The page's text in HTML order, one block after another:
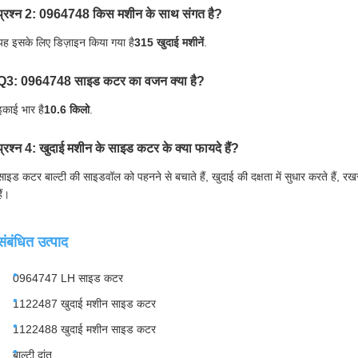
2: 0964748 किस मशीन के साथ संगत है?
इसके लिए डिज़ाइन किया गया है315 खुदाई मशीनें.
0964748 साइड कटर का वजन क्या है?
भार है10.6 किलो.
4: खुदाई मशीन के साइड कटर के क्या फायदे हैं?
कटर बाल्टी की साइडवॉल को पहनने से बचाते हैं, खुदाई की दक्षता में सुधार करते हैं,
उत्पाद
0964747 LH साइड कटर
1122487 खुदाई मशीन साइड कटर
1122488 खुदाई मशीन साइड कटर
बाल्टी दांत